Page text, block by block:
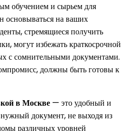
обучением и сырьем для
основываться на ваших
стремящиеся получить
могут избежать краткосрочной
с сомнительными документами.
должны быть готовы к
в Москве — это удобный и
документ, не выходя из
различных уровней